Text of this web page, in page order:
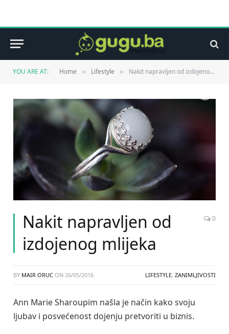
YOU ARE AT: Home » Lifestyle » Nakit napravljen od izdojenog mlijeka
Nakit napravljen od
izdojenog mlijeka
0
BY MAIR ORUC ON 26/05/2016 LIFESTYLE, ZANIMLJIVOSTI
Ann Marie Sharoupim našla je način kako svoju
ljubav i posvećenost dojenju pretvoriti u biznis.